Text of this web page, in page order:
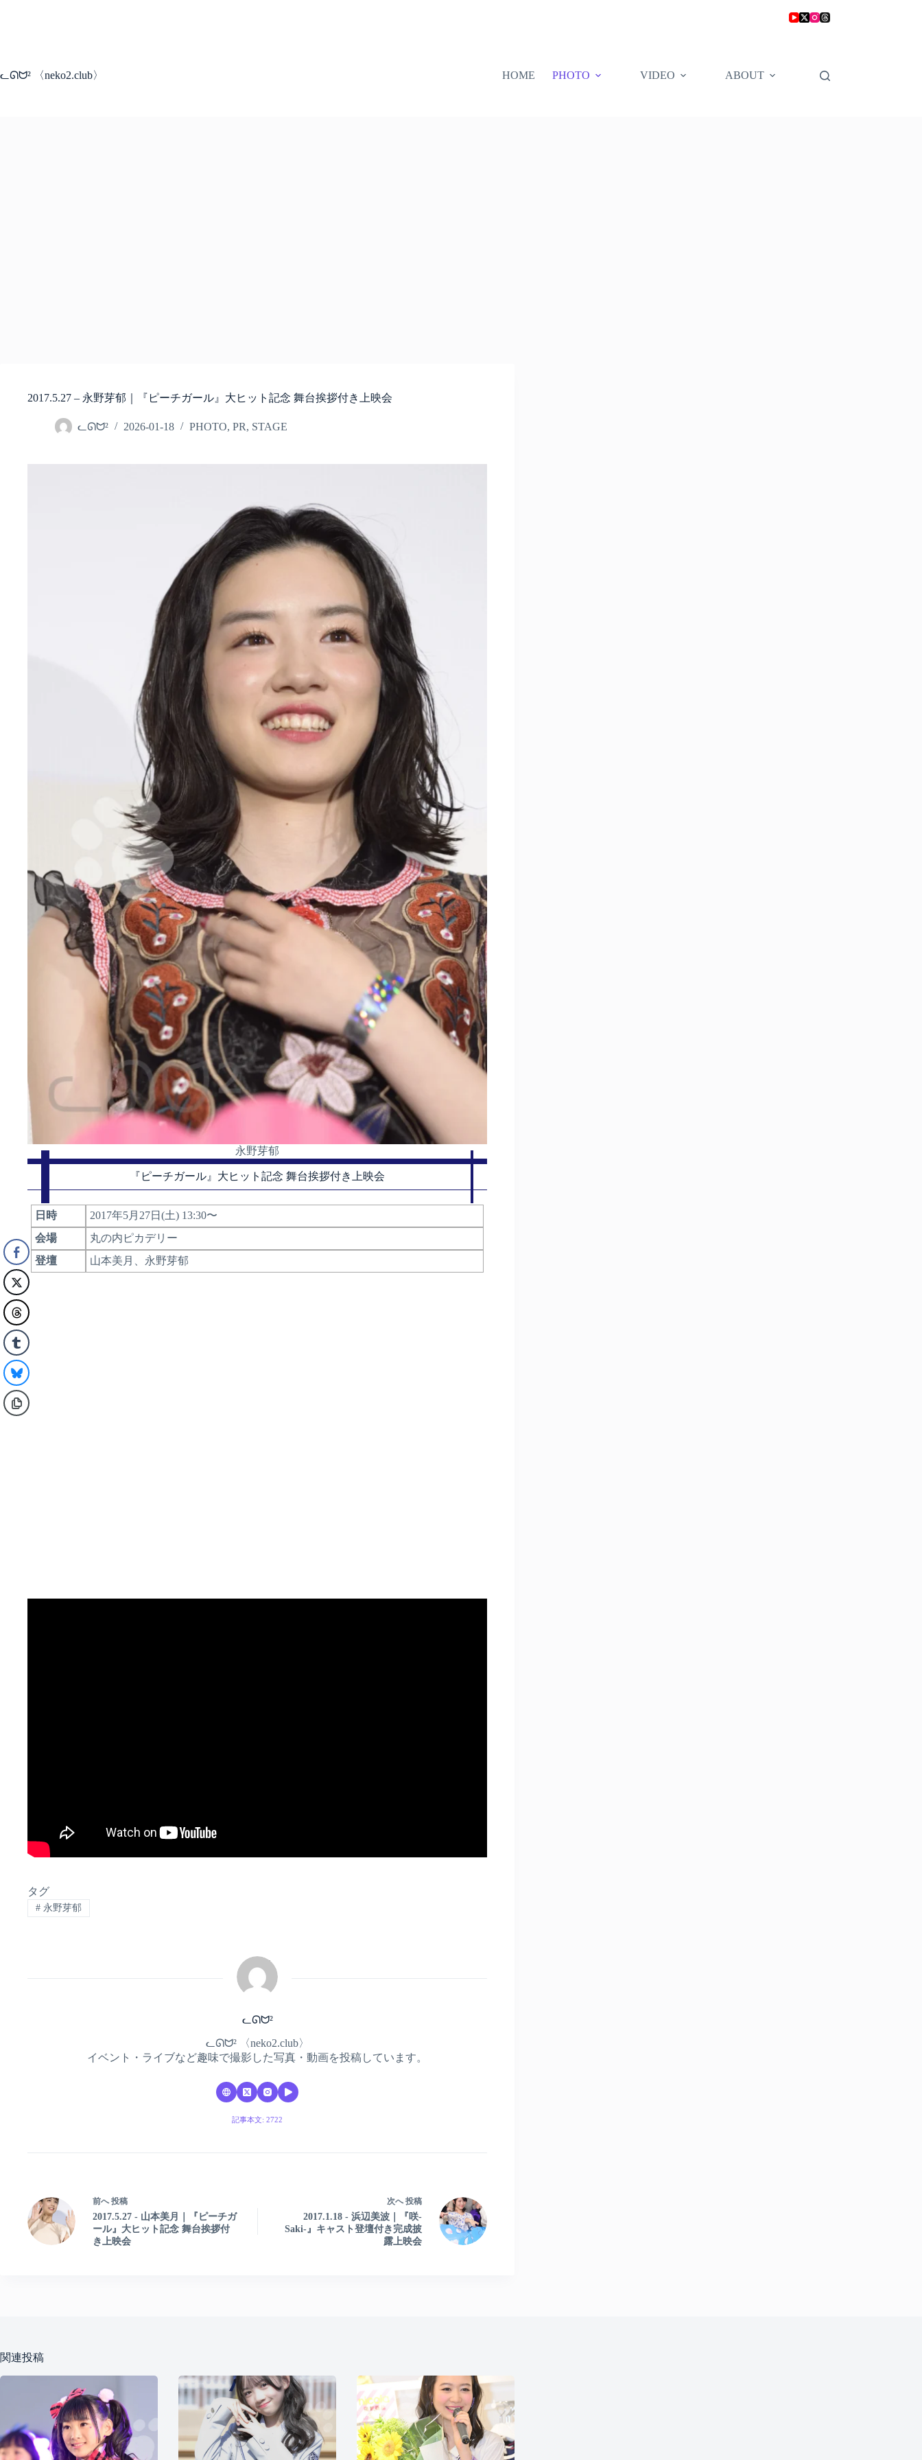
へ
ᓚᘏᗢ² 〈neko2.club〉 HOME PHOTO VIDEO ABOUT
2017.5.27 – 永野芽郁｜『ピーチガール』大ヒット記念 舞台挨拶付き上映会
ᓚᘏᗢ² 2026-01-18 PHOTO, PR, STAGE
永野芽郁
『ピーチガール』大ヒット記念 舞台挨拶付き上映会
日時
2017年5月27日(土) 13:30〜
会場
丸の内ピカデリー
登壇
山本美月、永野芽郁
タグ
#永野芽郁
ᓚᘏᗢ²
ᓚᘏᗢ² 〈neko2.club〉
イベント・ライブなど趣味で撮影した写真・動画を投稿しています。
記事本文: 2722
前へ投稿
2017.5.27 - 山本美月｜『ピーチガ
ール』大ヒット記念 舞台挨拶付
き上映会
次へ投稿
2017.1.18 - 浜辺美波｜『咲-
Saki-』キャスト登壇付き完成披
露上映会
関連投稿